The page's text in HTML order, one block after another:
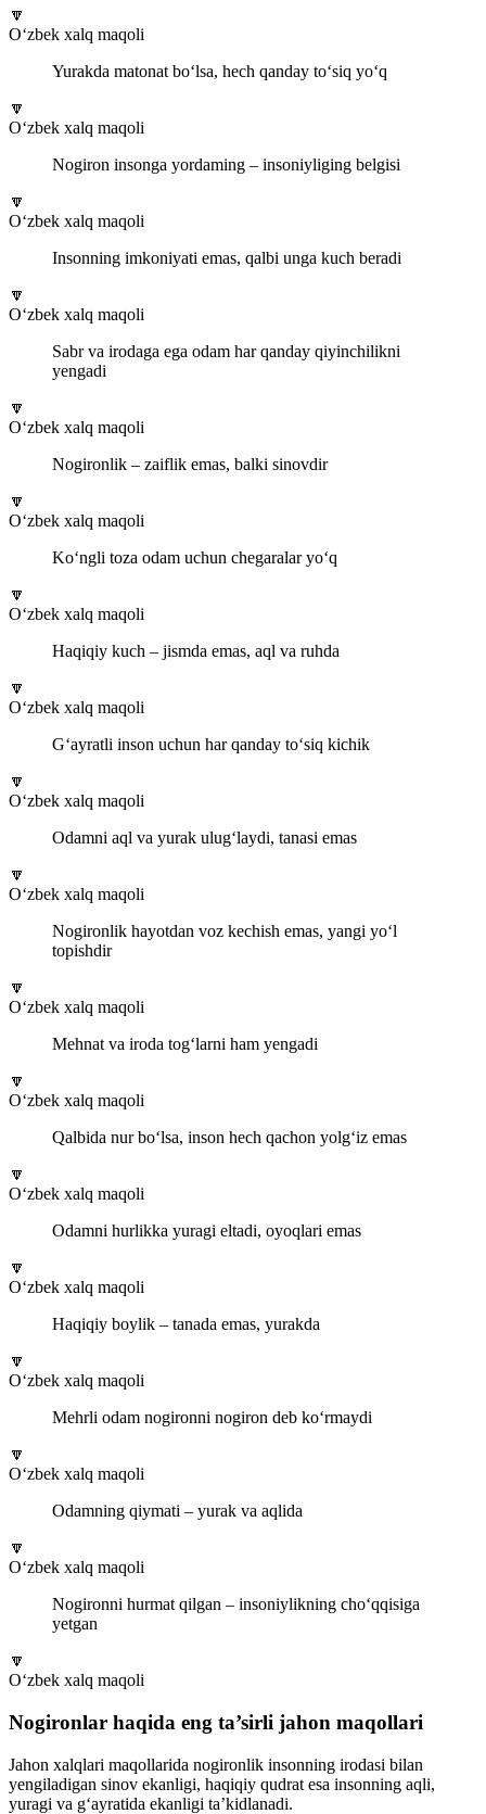
🔽
O‘zbek xalq maqoli
Yurakda matonat bo‘lsa, hech qanday to‘siq yo‘q
🔽
O‘zbek xalq maqoli
Nogiron insonga yordaming – insoniyliging belgisi
🔽
O‘zbek xalq maqoli
Insonning imkoniyati emas, qalbi unga kuch beradi
🔽
O‘zbek xalq maqoli
Sabr va irodaga ega odam har qanday qiyinchilikni
yengadi
🔽
O‘zbek xalq maqoli
Nogironlik – zaiflik emas, balki sinovdir
🔽
O‘zbek xalq maqoli
Ko‘ngli toza odam uchun chegaralar yo‘q
🔽
O‘zbek xalq maqoli
Haqiqiy kuch – jismda emas, aql va ruhda
🔽
O‘zbek xalq maqoli
G‘ayratli inson uchun har qanday to‘siq kichik
🔽
O‘zbek xalq maqoli
Odamni aql va yurak ulug‘laydi, tanasi emas
🔽
O‘zbek xalq maqoli
Nogironlik hayotdan voz kechish emas, yangi yo‘l
topishdir
🔽
O‘zbek xalq maqoli
Mehnat va iroda tog‘larni ham yengadi
🔽
O‘zbek xalq maqoli
Qalbida nur bo‘lsa, inson hech qachon yolg‘iz emas
🔽
O‘zbek xalq maqoli
Odamni hurlikka yuragi eltadi, oyoqlari emas
🔽
O‘zbek xalq maqoli
Haqiqiy boylik – tanada emas, yurakda
🔽
O‘zbek xalq maqoli
Mehrli odam nogironni nogiron deb ko‘rmaydi
🔽
O‘zbek xalq maqoli
Odamning qiymati – yurak va aqlida
🔽
O‘zbek xalq maqoli
Nogironni hurmat qilgan – insoniylikning cho‘qqisiga
yetgan
🔽
O‘zbek xalq maqoli
Nogironlar haqida eng ta’sirli jahon maqollari
Jahon xalqlari maqollarida nogironlik insonning irodasi bilan
yengiladigan sinov ekanligi, haqiqiy qudrat esa insonning aqli,
yuragi va g‘ayratida ekanligi ta’kidlanadi.